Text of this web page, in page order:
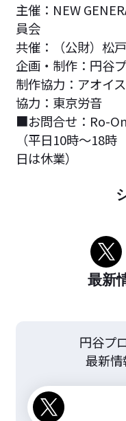
主催：NEW
員会
共催：（公財）松
企画・制作：円谷
制作協力：アオイ
協力：東京労音
■お問合せ：Ro-
（平日10時～18
日は休業）
最新
円谷プ
最新情